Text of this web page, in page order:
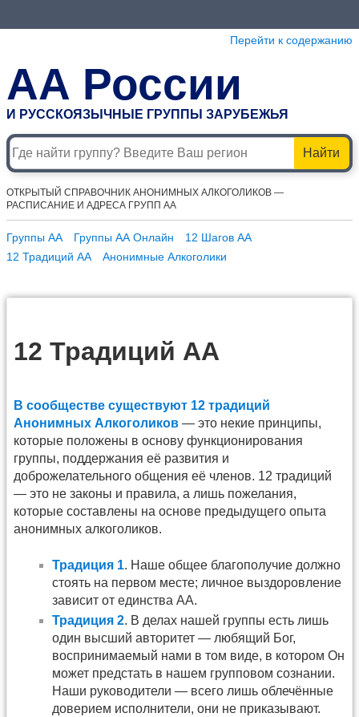
Перейти к содержанию
АА России
И РУССКОЯЗЫЧНЫЕ ГРУППЫ ЗАРУБЕЖЬЯ
Найти
ОТКРЫТЫЙ СПРАВОЧНИК АНОНИМНЫХ АЛКОГОЛИКОВ —
РАСПИСАНИЕ И АДРЕСА ГРУПП АА
Группы АА Группы АА Онлайн
12 Шагов АА
12 Традиций АА
Анонимные Алкоголики
12 Традиций АА
В сообществе существуют 12 традиций
Анонимных Алкоголиков — это некие принципы,
которые положены в основу функционирования
группы, поддержания её развития и
доброжелательного общения её членов. 12 традиций
— это не законы и правила, а лишь пожелания,
которые составлены на основе предыдущего опыта
анонимных алкоголиков.
Традиция 1. Наше общее благополучие должно
стоять на первом месте; личное выздоровление
зависит от единства АА.
Традиция 2. В делах нашей группы есть лишь
один высший авторитет — любящий Бог,
воспринимаемый нами в том виде, в котором Он
может предстать в нашем групповом сознании.
Наши руководители — всего лишь облечённые
доверием исполнители, они не приказывают.